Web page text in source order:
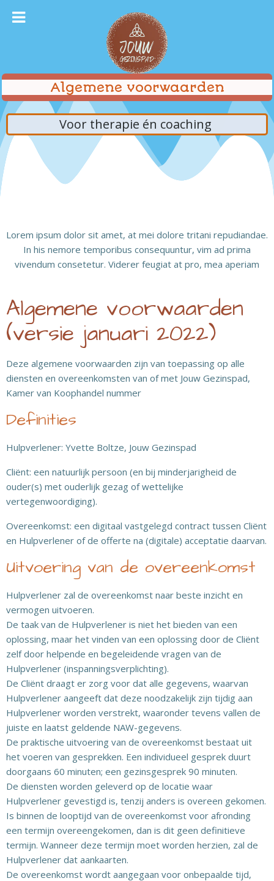
naar
de
inhoud
Algemene voorwaarden
Voor therapie én coaching
Lorem ipsum dolor sit amet, at mei dolore tritani repudiandae.
In his nemore temporibus consequuntur, vim ad prima
vivendum consetetur. Viderer feugiat at pro, mea aperiam
Algemene voorwaarden
(versie januari 2022)
Deze algemene voorwaarden zijn van toepassing op alle
diensten en overeenkomsten van of met Jouw Gezinspad,
Kamer van Koophandel nummer
Definities
Hulpverlener: Yvette Boltze, Jouw Gezinspad
Cliënt: een natuurlijk persoon (en bij minderjarigheid de
ouder(s) met ouderlijk gezag of wettelijke
vertegenwoordiging).
Overeenkomst: een digitaal vastgelegd contract tussen Cliënt
en Hulpverlener of de offerte na (digitale) acceptatie daarvan.
Uitvoering van de overeenkomst
Hulpverlener zal de overeenkomst naar beste inzicht en
vermogen uitvoeren.
De taak van de Hulpverlener is niet het bieden van een
oplossing, maar het vinden van een oplossing door de Cliënt
zelf door helpende en begeleidende vragen van de
Hulpverlener (inspanningsverplichting).
De Cliënt draagt er zorg voor dat alle gegevens, waarvan
Hulpverlener aangeeft dat deze noodzakelijk zijn tijdig aan
Hulpverlener worden verstrekt, waaronder tevens vallen de
juiste en laatst geldende NAW-gegevens.
De praktische uitvoering van de overeenkomst bestaat uit
het voeren van gesprekken. Een individueel gesprek duurt
doorgaans 60 minuten; een gezinsgesprek 90 minuten.
De diensten worden geleverd op de locatie waar
Hulpverlener gevestigd is, tenzij anders is overeen gekomen.
Is binnen de looptijd van de overeenkomst voor afronding
een termijn overeengekomen, dan is dit geen definitieve
termijn. Wanneer deze termijn moet worden herzien, zal de
Hulpverlener dat aankaarten.
De overeenkomst wordt aangegaan voor onbepaalde tijd,